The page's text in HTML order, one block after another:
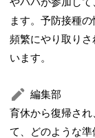
ます。予防接種
頻繁にやり取り
います。
編集部
育休から復帰さ
て、どのような準